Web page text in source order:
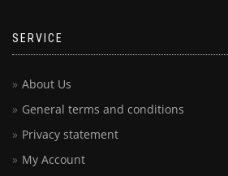
SERVICE
About Us
General terms and conditions
Privacy statement
My Account